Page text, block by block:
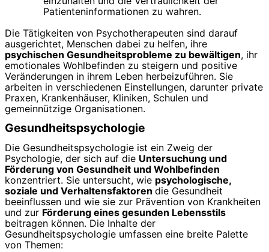
Patienteninformationen zu wahren.
Die Tätigkeiten von Psychotherapeuten sind darauf
ausgerichtet, Menschen dabei zu helfen, ihre
psychischen Gesundheitsprobleme zu bewältigen, ihr
emotionales Wohlbefinden zu steigern und positive
Veränderungen in ihrem Leben herbeizuführen. Sie
arbeiten in verschiedenen Einstellungen, darunter private
Praxen, Krankenhäuser, Kliniken, Schulen und
gemeinnützige Organisationen.
Gesundheitspsychologie
Die Gesundheitspsychologie ist ein Zweig der
Psychologie, der sich auf die Untersuchung und
Förderung von Gesundheit und Wohlbefinden
konzentriert. Sie untersucht, wie psychologische,
soziale und Verhaltensfaktoren die Gesundheit
beeinflussen und wie sie zur Prävention von Krankheiten
und zur Förderung eines gesunden Lebensstils
beitragen können. Die Inhalte der
Gesundheitspsychologie umfassen eine breite Palette
von Themen: